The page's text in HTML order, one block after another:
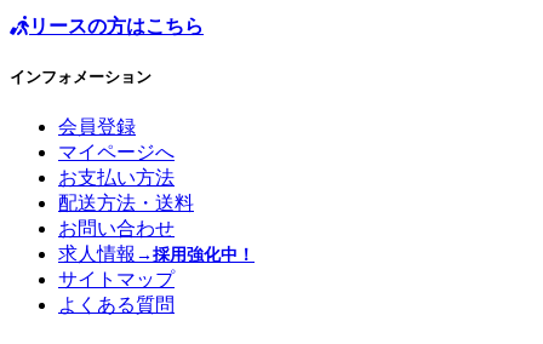
リースの方はこちら
インフォメーション
会員登録
マイページへ
お支払い方法
配送方法・送料
お問い合わせ
求人情報 →採用強化中！
サイトマップ
よくある質問